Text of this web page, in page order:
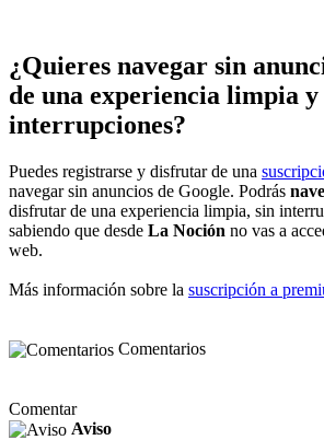
¿Quieres navegar sin
de una experiencia limpia y
interrupciones?
Puedes registrarse y disfrutar de una
navegar sin anuncios de Google. Podrás
disfrutar de una experiencia limpia, sin
sabiendo que desde La Noción no vas a
web.
Más información sobre la suscripción a
Comentarios
Comentar
Aviso